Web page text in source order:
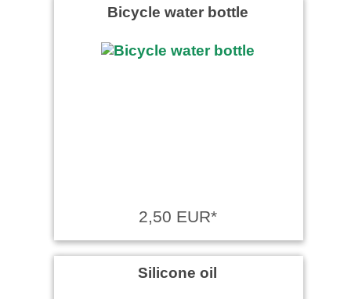
Bicycle water bottle
2,50 EUR*
Silicone oil